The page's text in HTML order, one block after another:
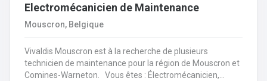
Electromécanicien de Maintenance
Mouscron, Belgique
Vivaldis Mouscron est à la recherche de plusieurs
technicien de maintenance pour la région de Mouscron et
Comines-Warneton. Vous êtes : Électromécanicien,